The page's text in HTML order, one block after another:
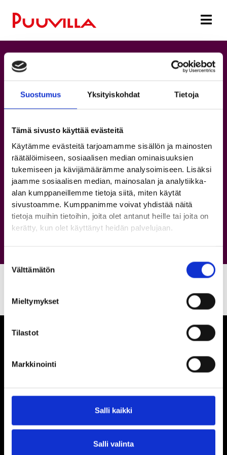
Suostumus Yksityiskohdat Tietoja
Tämä sivusto käyttää evästeitä
Käytämme evästeitä tarjoamamme sisällön ja mainosten
räätälöimiseen, sosiaalisen median ominaisuuksien
tukemiseen ja kävijämäärämme analysoimiseen. Lisäksi
jaamme sosiaalisen median, mainosalan ja analytiikka-
alan kumppaneillemme tietoja siitä, miten käytät
sivustoamme. Kumppanimme voivat yhdistää näitä
tietoja muihin tietoihin, joita olet antanut heille tai joita on
kerätty, kun olet käyttänyt heidän palvelujaan.
valinta
Välttämätön
Mieltymykset
Tilastot
Markkinointi
Salli kaikki
Salli valinta
Puuvillan kartat
Siltapuistokatu 14